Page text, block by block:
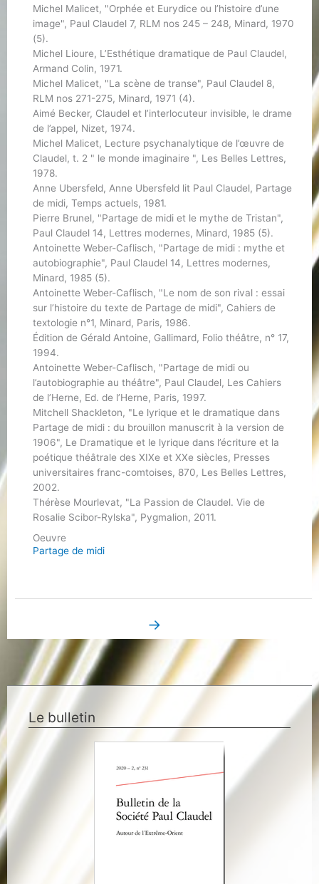
Michel Malicet, "Orphée et Eurydice ou l’histoire d’une
image", Paul Claudel 7, RLM nos 245 – 248, Minard, 1970
(5).
Michel Lioure, L’Esthétique dramatique de Paul Claudel,
Armand Colin, 1971.
Michel Malicet, "La scène de transe", Paul Claudel 8,
RLM nos 271-275, Minard, 1971 (4).
Aimé Becker, Claudel et l’interlocuteur invisible, le drame
de l’appel, Nizet, 1974.
Michel Malicet, Lecture psychanalytique de l’œuvre de
Claudel, t. 2 " le monde imaginaire ", Les Belles Lettres,
1978.
Anne Ubersfeld, Anne Ubersfeld lit Paul Claudel, Partage
de midi, Temps actuels, 1981.
Pierre Brunel, "Partage de midi et le mythe de Tristan",
Paul Claudel 14, Lettres modernes, Minard, 1985 (5).
Antoinette Weber-Caflisch, "Partage de midi : mythe et
autobiographie", Paul Claudel 14, Lettres modernes,
Minard, 1985 (5).
Antoinette Weber-Caflisch, "Le nom de son rival : essai
sur l’histoire du texte de Partage de midi", Cahiers de
textologie n°1, Minard, Paris, 1986.
Édition de Gérald Antoine, Gallimard, Folio théâtre, n° 17,
1994.
Antoinette Weber-Caflisch, "Partage de midi ou
l’autobiographie au théâtre", Paul Claudel, Les Cahiers
de l’Herne, Ed. de l’Herne, Paris, 1997.
Mitchell Shackleton, "Le lyrique et le dramatique dans
Partage de midi : du brouillon manuscrit à la version de
1906", Le Dramatique et le lyrique dans l’écriture et la
poétique théâtrale des XIXe et XXe siècles, Presses
universitaires franc-comtoises, 870, Les Belles Lettres,
2002.
Thérèse Mourlevat, "La Passion de Claudel. Vie de
Rosalie Scibor-Rylska", Pygmalion, 2011.
Oeuvre
Partage de midi
→
Le bulletin